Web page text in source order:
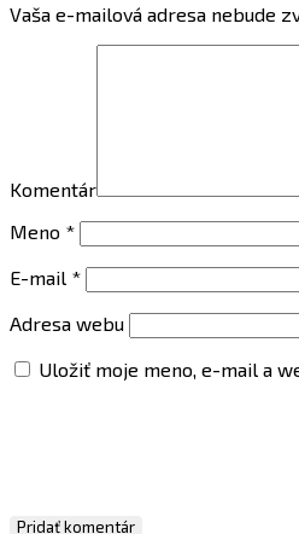
Vaša e-mailová adresa nebude
Komentár
Meno *
E-mail *
Adresa webu
Uložiť moje meno, e-mail a